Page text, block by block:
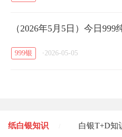
（2026年5月5日）今日
999银 · 2026-05-05
纸白银知识 白银T+D知